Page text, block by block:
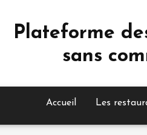
Plateforme
sans
Accueil Les